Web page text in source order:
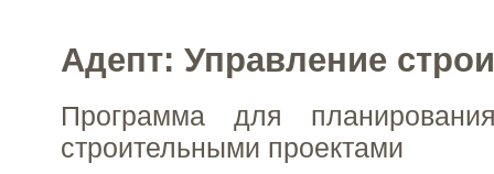
Адепт: Управление
Программа для
строительными проектами